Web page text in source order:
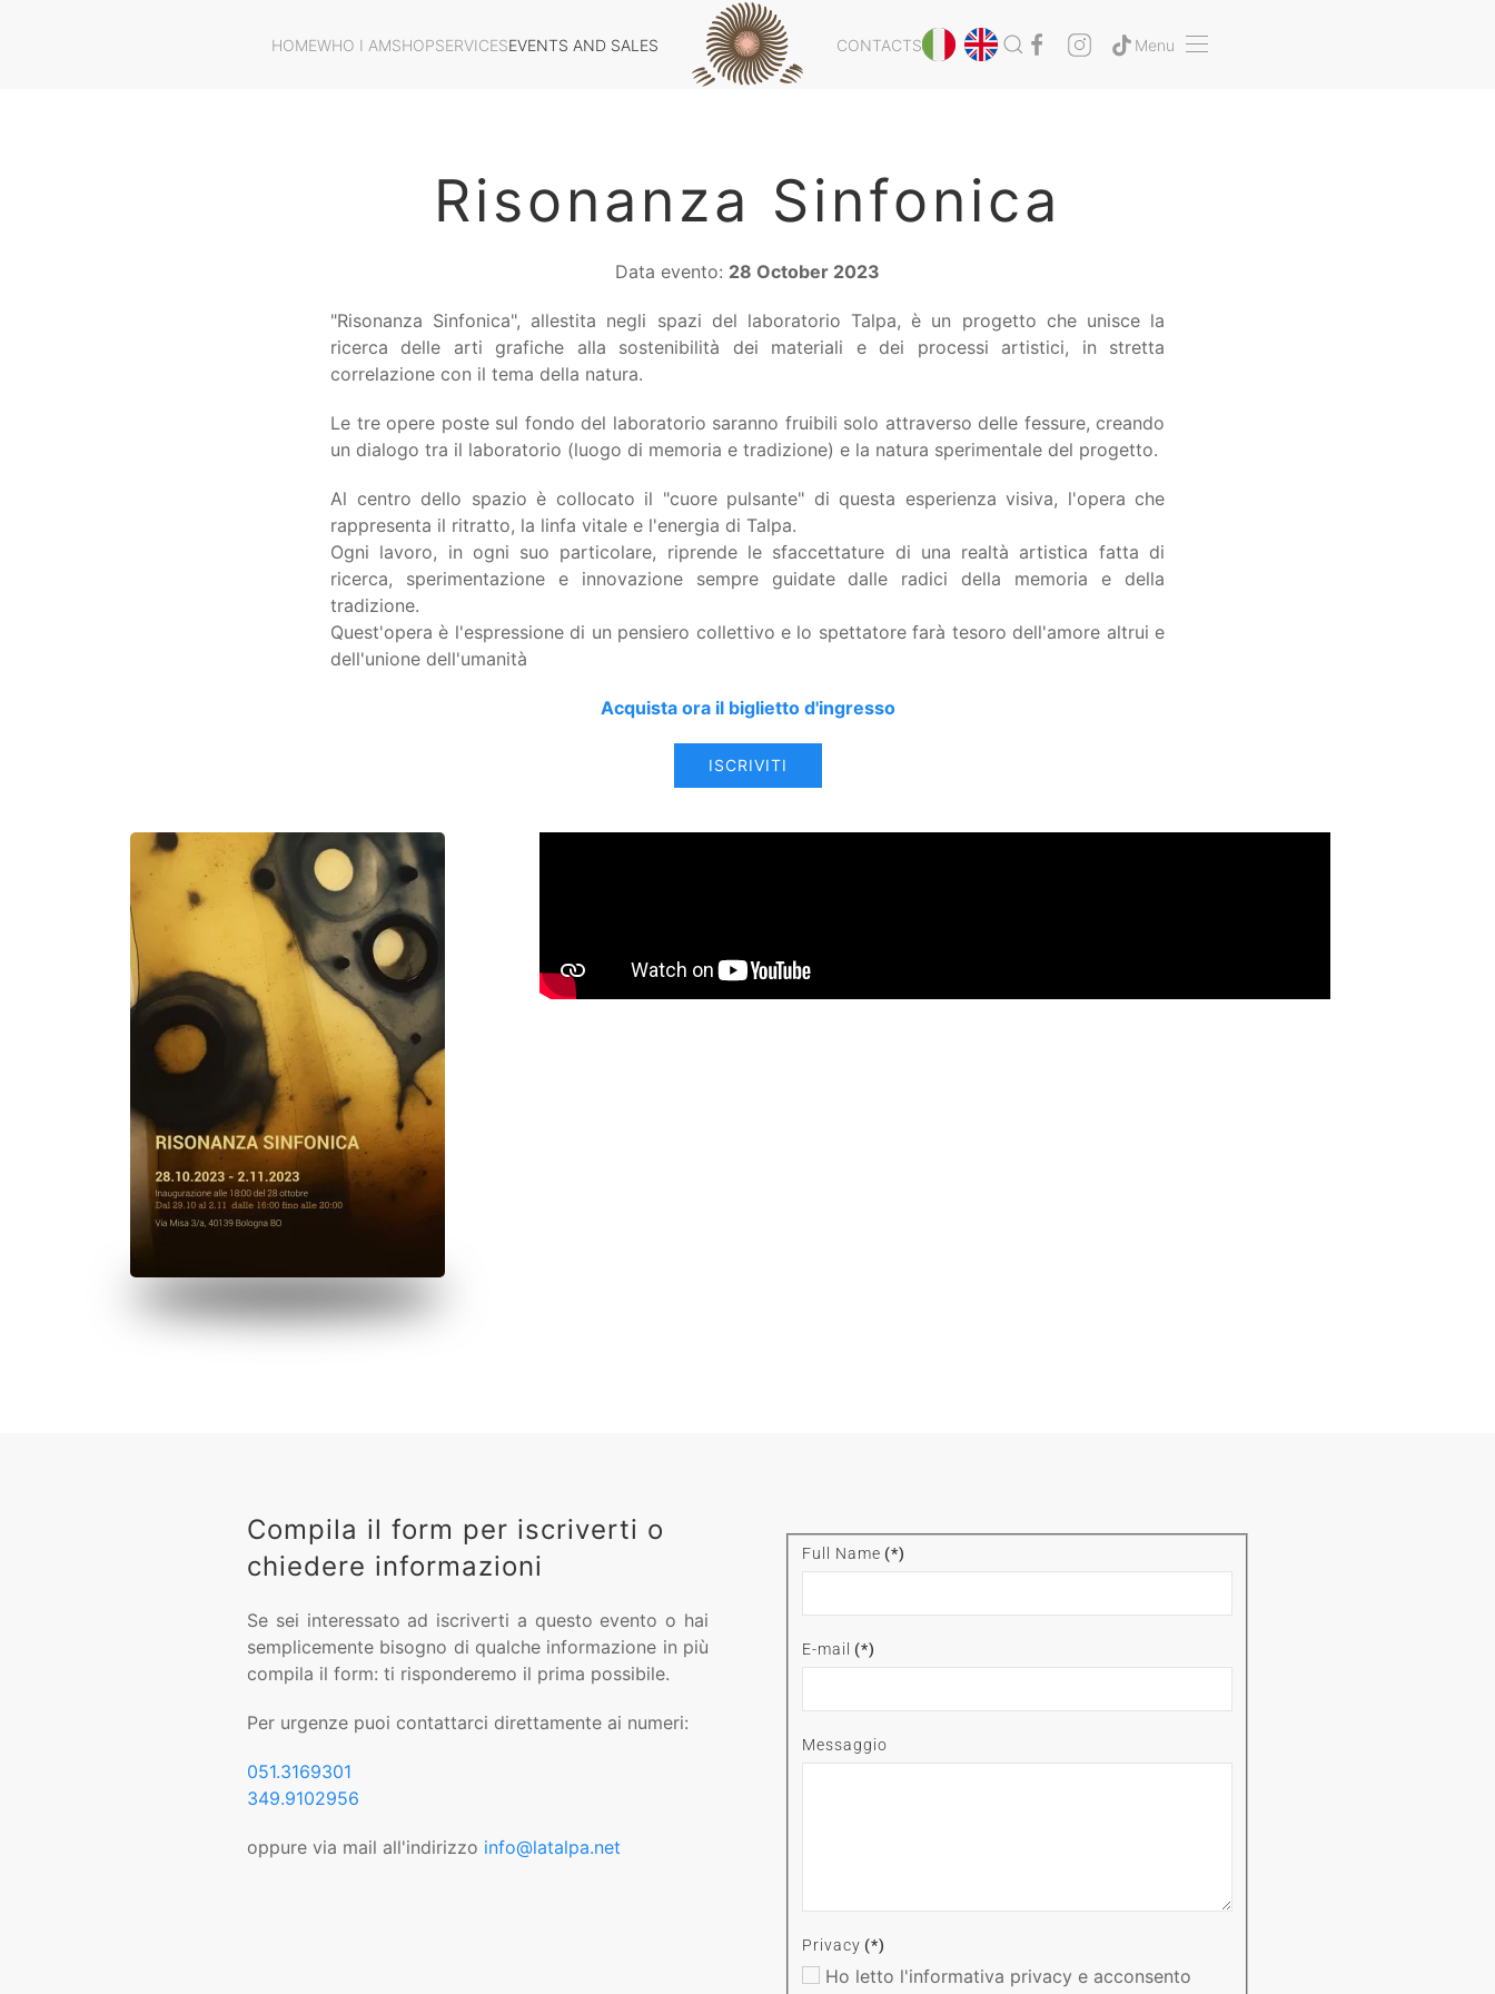
HOMEWHO I AMSHOPSERVICESEVENTS AND SALES CONTACTS Menu
Risonanza Sinfonica
Data evento: 28 October 2023
"Risonanza Sinfonica", allestita negli spazi del laboratorio Talpa, è un progetto che unisce la
ricerca delle arti grafiche alla sostenibilità dei materiali e dei processi artistici, in stretta
correlazione con il tema della natura.
Le tre opere poste sul fondo del laboratorio saranno fruibili solo attraverso delle fessure, creando
un dialogo tra il laboratorio (luogo di memoria e tradizione) e la natura sperimentale del progetto.
Al centro dello spazio è collocato il "cuore pulsante" di questa esperienza visiva, l'opera che
rappresenta il ritratto, la linfa vitale e l'energia di Talpa.
Ogni lavoro, in ogni suo particolare, riprende le sfaccettature di una realtà artistica fatta di
ricerca, sperimentazione e innovazione sempre guidate dalle radici della memoria e della
tradizione.
Quest'opera è l'espressione di un pensiero collettivo e lo spettatore farà tesoro dell'amore altrui e
dell'unione dell'umanità
Acquista ora il biglietto d'ingresso
ISCRIVITI
Compila il form per iscriverti o
chiedere informazioni
Se sei interessato ad iscriverti a questo evento o hai
semplicemente bisogno di qualche informazione in più
compila il form: ti risponderemo il prima possibile.
Per urgenze puoi contattarci direttamente ai numeri:
051.3169301
349.9102956
oppure via mail all'indirizzo info@latalpa.net
Full Name (*)
E-mail (*)
Messaggio
Privacy (*)
Ho letto l'informativa privacy e acconsento